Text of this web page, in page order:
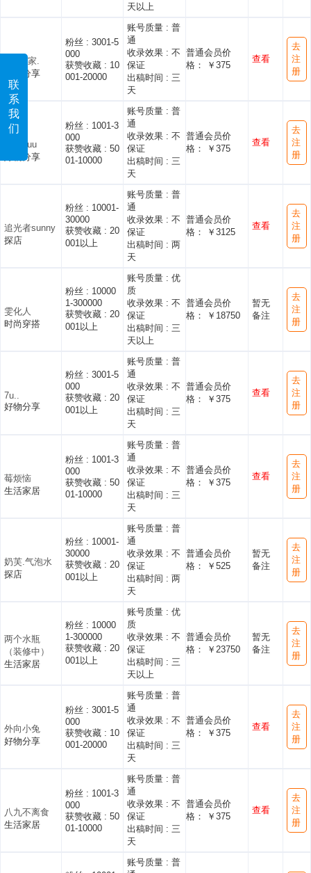
联
系
我
们
天以上
小ken家.
好物分享
粉丝 : 3001-5
000
获赞收藏 : 10
001-20000
账号质量 : 普
通
收录效果 : 不
保证
出稿时间 : 三
天
普通会员价
格： ￥375
查看
去
注
册
阿清ouu
好物分享
粉丝 : 1001-3
000
获赞收藏 : 50
01-10000
账号质量 : 普
通
收录效果 : 不
保证
出稿时间 : 三
天
普通会员价
格： ￥375
查看
去
注
册
追光者sunny
探店
粉丝 : 10001-
30000
获赞收藏 : 20
001以上
账号质量 : 普
通
收录效果 : 不
保证
出稿时间 : 两
天
普通会员价
格： ￥3125
查看
去
注
册
雯化人
时尚穿搭
粉丝 : 10000
1-300000
获赞收藏 : 20
001以上
账号质量 : 优
质
收录效果 : 不
保证
出稿时间 : 三
天以上
普通会员价
格： ￥18750
暂无
备注
去
注
册
7u..
好物分享
粉丝 : 3001-5
000
获赞收藏 : 20
001以上
账号质量 : 普
通
收录效果 : 不
保证
出稿时间 : 三
天
普通会员价
格： ￥375
查看
去
注
册
莓烦恼
生活家居
粉丝 : 1001-3
000
获赞收藏 : 50
01-10000
账号质量 : 普
通
收录效果 : 不
保证
出稿时间 : 三
天
普通会员价
格： ￥375
查看
去
注
册
奶芙.气泡水
探店
粉丝 : 10001-
30000
获赞收藏 : 20
001以上
账号质量 : 普
通
收录效果 : 不
保证
出稿时间 : 两
天
普通会员价
格： ￥525
暂无
备注
去
注
册
两个水瓶
（装修中）
生活家居
粉丝 : 10000
1-300000
获赞收藏 : 20
001以上
账号质量 : 优
质
收录效果 : 不
保证
出稿时间 : 三
天以上
普通会员价
格： ￥23750
暂无
备注
去
注
册
外向小兔
好物分享
粉丝 : 3001-5
000
获赞收藏 : 10
001-20000
账号质量 : 普
通
收录效果 : 不
保证
出稿时间 : 三
天
普通会员价
格： ￥375
查看
去
注
册
八九不离食
生活家居
粉丝 : 1001-3
000
获赞收藏 : 50
01-10000
账号质量 : 普
通
收录效果 : 不
保证
出稿时间 : 三
天
普通会员价
格： ￥375
查看
去
注
册
账号质量 : 普